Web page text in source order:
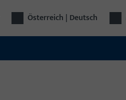
Österreich | Deutsch